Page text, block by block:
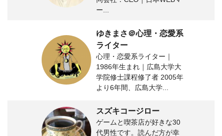
ー...
ゆきまさ＠心理・恋愛系
ライター
心理・恋愛系ライター｜
1986年生まれ｜広島大学大
学院修士課程修了者 2005年
より6年間、広島大学...
スズキコージロー
ゲームと喫茶店が好きな30
代男性です。読んだ方が幸